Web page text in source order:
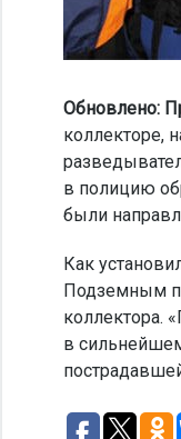
Обновлено:
коллекторе,
в полицию
были
Как
Подземным
коллектора.
в